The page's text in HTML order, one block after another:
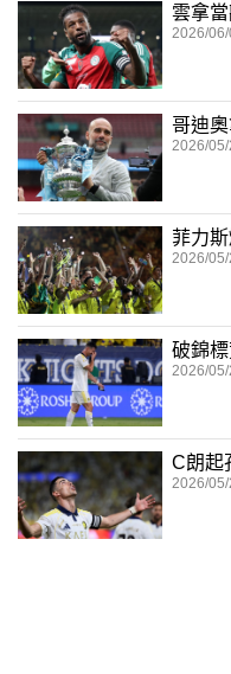
雲拿
2026/
哥迪
2026/
菲力
2026/
破錦標
2026/
C朗起
2026/